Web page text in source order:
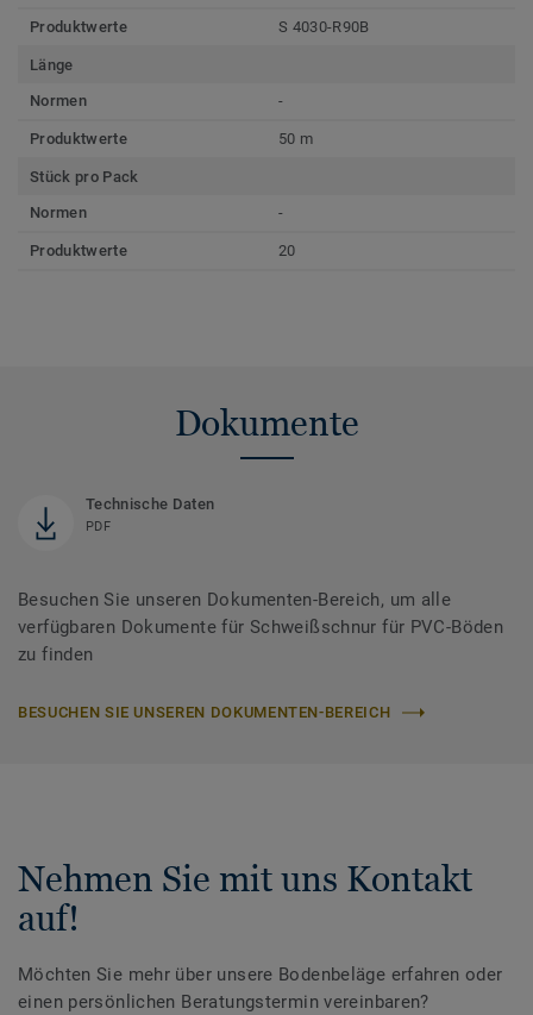
Produktwerte S 4030-R90B
Länge
Normen
-
Produktwerte 50 m
Stück pro Pack
Normen
-
Produktwerte 20
Dokumente
Technische Daten
PDF
Besuchen Sie unseren Dokumenten-Bereich, um alle
verfügbaren Dokumente für Schweißschnur für PVC-Böden
zu finden
BESUCHEN SIE UNSEREN DOKUMENTEN-BEREICH
Nehmen Sie mit uns Kontakt
auf!
Möchten Sie mehr über unsere Bodenbeläge erfahren oder
einen persönlichen Beratungstermin vereinbaren?